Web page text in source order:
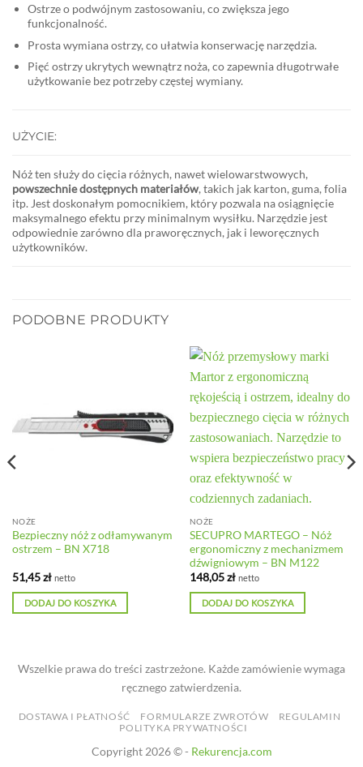
Ostrze o podwójnym zastosowaniu, co zwiększa jego
funkcjonalność.
Prosta wymiana ostrzy, co ułatwia konserwację narzędzia.
Pięć ostrzy ukrytych wewnątrz noża, co zapewnia długotrwałe
użytkowanie bez potrzeby częstej wymiany.
UŻYCIE:
Nóż ten służy do cięcia różnych, nawet wielowarstwowych,
powszechnie dostępnych materiałów, takich jak karton, guma, folia
itp. Jest doskonałym pomocnikiem, który pozwala na osiągnięcie
maksymalnego efektu przy minimalnym wysiłku. Narzędzie jest
odpowiednie zarówno dla praworęcznych, jak i leworęcznych
użytkowników.
PODOBNE PRODUKTY
NOŻE
Bezpieczny nóż z odłamywanym
ostrzem – BN X718
51,45zł netto
DODAJ DO KOSZYKA
NOŻE
SECUPRO MARTEGO – Nóż
ergonomiczny z mechanizmem
dźwigniowym – BN M122
148,05zł netto
DODAJ DO KOSZYKA
Wszelkie prawa do treści zastrzeżone. Każde zamówienie wymaga
ręcznego zatwierdzenia.
DOSTAWA I PŁATNOŚĆ FORMULARZE ZWROTÓW
REGULAMIN
POLITYKA PRYWATNOŚCI
Copyright 2026 © - Rekurencja.com